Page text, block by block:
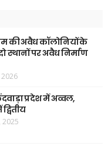
की अवैध कॉलोनियों के
स्थानों पर अवैध निर्माण
2026
प्रदेश में अव्वल,
2025